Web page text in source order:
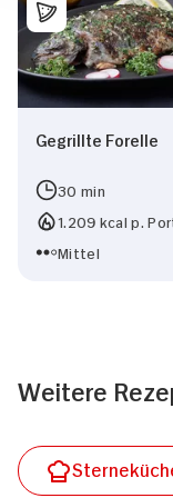
Gegrillte Forelle
30 min
1.209 kcal p.
Mittel
Weitere